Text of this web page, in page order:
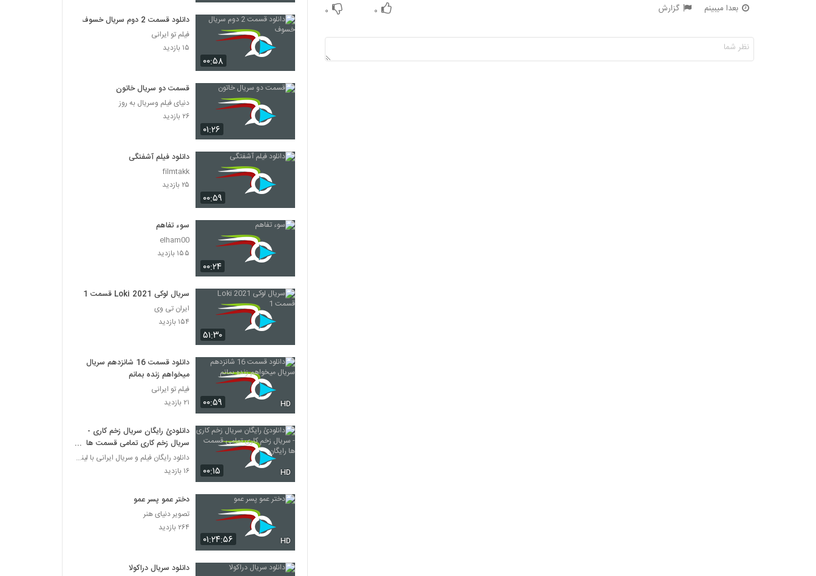
بعدا میبینم گزارش ۰ ۰
۰۰:۵۸
دانلود قسمت 2 دوم سریال خسوف
فیلم تو ایرانی
۱۵ بازدید
۰۱:۲۶
قسمت دو سریال خاتون
دنیای فیلم وسریال به روز
۲۶ بازدید
۰۰:۵۹
دانلود فیلم آشفتگی
filmtakk
۲۵ بازدید
۰۰:۲۴
سوء تفاهم
elham00
۱۵۵ بازدید
۵۱:۳۰
سریال لوکی Loki 2021 قسمت 1
ایران تی وی
۱۵۴ بازدید
۰۰:۵۹ HD
دانلود قسمت 16 شانزدهم سریال
میخواهم زنده بمانم
فیلم تو ایرانی
۲۱ بازدید
۰۰:۱۵ HD
دانلودئ رایگان سریال زخم کاری -
سریال زخم کاری تمامی قسمت ها
رایگان
دانلود رایگان فیلم و سریال ایرانی با لینک مستقیم
۱۶ بازدید
۰۱:۲۴:۵۶ HD
دختر عمو پسر عمو
تصویر دنیای هنر
۲۶۴ بازدید
دانلود سریال دراکولا